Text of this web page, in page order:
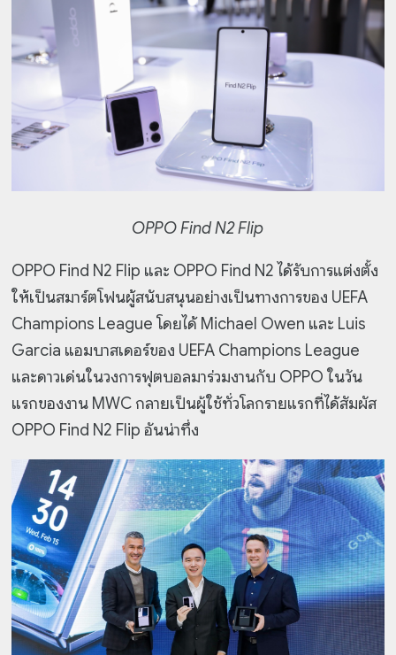
OPPO Find N2 Flip
OPPO Find N2 Flip และ OPPO Find N2 ได้รับการแต่งตั้ง
ให้เป็นสมาร์ตโฟนผู้สนับสนุนอย่างเป็นทางการของ UEFA
Champions League โดยได้ Michael Owen และ Luis
Garcia แอมบาสเดอร์ของ UEFA Champions League
และดาวเด่นในวงการฟุตบอลมาร่วมงานกับ OPPO ในวัน
แรกของงาน MWC กลายเป็นผู้ใช้ทั่วโลกรายแรกที่ได้สัมผัส
OPPO Find N2 Flip อันน่าทึ่ง